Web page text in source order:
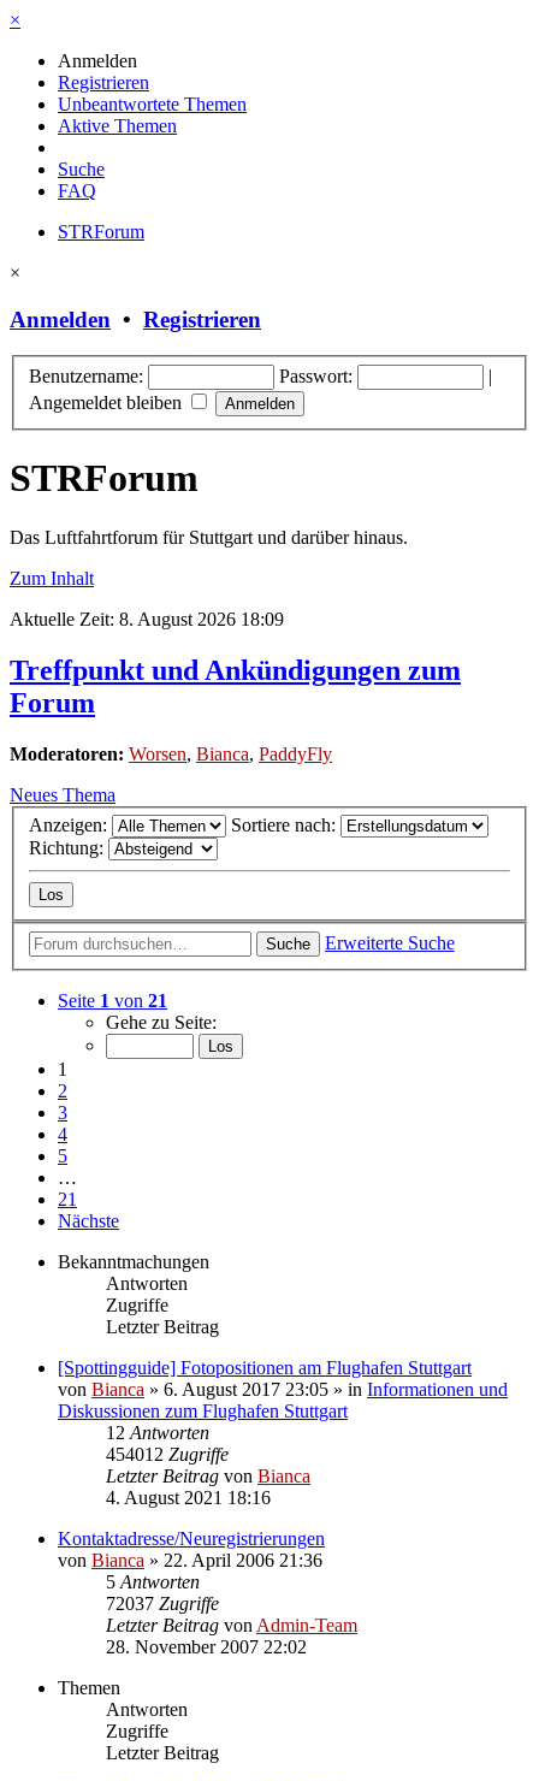
×
Anmelden
Registrieren
Unbeantwortete Themen
Aktive Themen
Suche
FAQ
STRForum
×
Anmelden • Registrieren
Benutzername: Passwort:
|
Angemeldet bleiben
STRForum
Das Luftfahrtforum für Stuttgart und darüber hinaus.
Zum Inhalt
Aktuelle Zeit: 8. August 2026 18:09
Treffpunkt und Ankündigungen zum
Forum
Moderatoren: Worsen, Bianca, PaddyFly
Neues Thema
Anzeigen:
Sortiere nach:
Richtung:
Suche Erweiterte Suche
Seite 1 von 21
Gehe zu Seite:
1
2
3
4
5
…
21
Nächste
Bekanntmachungen
Antworten
Zugriffe
Letzter Beitrag
[Spottingguide] Fotopositionen am Flughafen Stuttgart
von Bianca » 6. August 2017 23:05 » in Informationen und
Diskussionen zum Flughafen Stuttgart
12 Antworten
454012 Zugriffe
Letzter Beitrag von Bianca
4. August 2021 18:16
Kontaktadresse/Neuregistrierungen
von Bianca » 22. April 2006 21:36
5 Antworten
72037 Zugriffe
Letzter Beitrag von Admin-Team
28. November 2007 22:02
Themen
Antworten
Zugriffe
Letzter Beitrag